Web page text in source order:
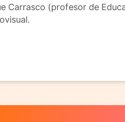
Carrasco (profesor de